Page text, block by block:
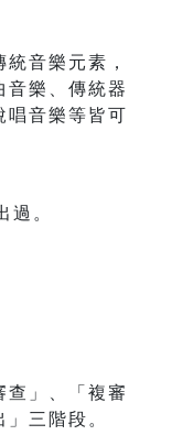
音樂元素，
音樂、傳統器
唱音樂等皆可
過。
」、「複審
三階段。